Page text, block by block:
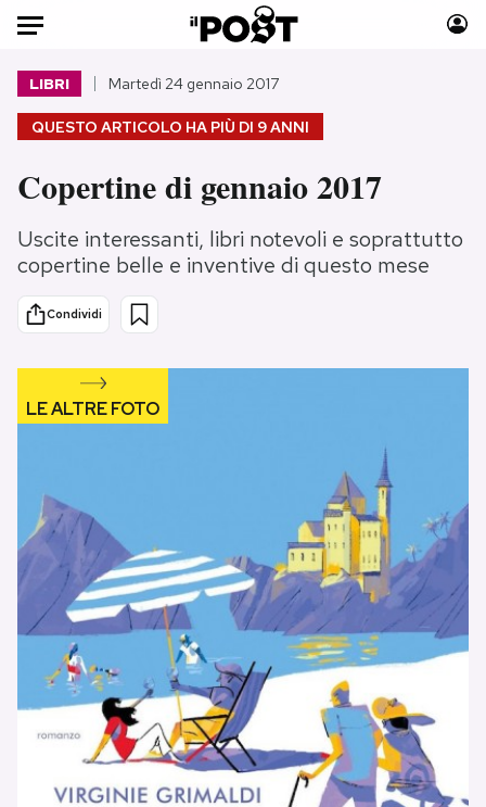
Auto
HOME
Italia
Politica
Tecnologia
Internet
Scienza
Cultura
Economia
Moda
Consumismi
Storie/Idee
Europa
PODCAST
NEWSLETTER
I MIEI PREFERITI
SHOP
QUESTO ARTICOLO HA PIÙ DI 9 ANNI
LIBRI Martedì 24 gennaio 2017
Copertine di gennaio 2017
Uscite interessanti, libri notevoli e soprattutto
copertine belle e inventive di questo mese
Condividi